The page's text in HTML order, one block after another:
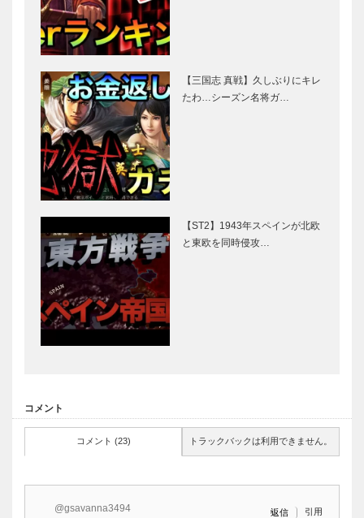
【三国志 真戦】久しぶりにキレ
たわ…シーズン名将ガ…
【ST2】1943年スペインが北欧
と東欧を同時侵攻…
コメント
コメント (23) トラックバックは利用できません。
@gsavanna3494 返信 引用